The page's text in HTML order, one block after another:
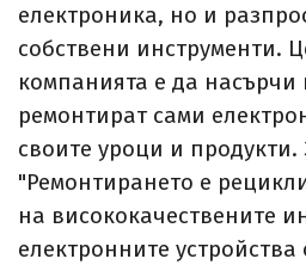
електроника, но и
собствени инструменти.
компанията е да насърчи
ремонтират сами
своите уроци и
"Ремонтирането е
на висококачествените
електронните